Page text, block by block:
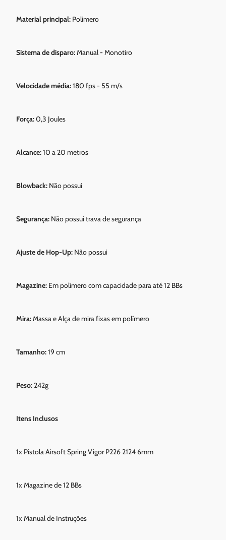
Material principal: Polímero
Sistema de disparo:Manual - Monotiro
Velocidade média:180 fps - 55 m/s
Força:0,3 Joules
Alcance:10 a 20 metros
Blowback: Não possui
Segurança: Não possui trava de segurança
Ajuste de Hop-Up: Não possui
Magazine: Em polímero com capacidade para até 12 BBs
Mira:Massa e Alça de mira fixas em polímero
Tamanho:19 cm
Peso:242g
Itens Inclusos
1x Pistola Airsoft Spring Vigor P226 2124 6mm
1x Magazine de 12 BBs
1x Manual de Instruções